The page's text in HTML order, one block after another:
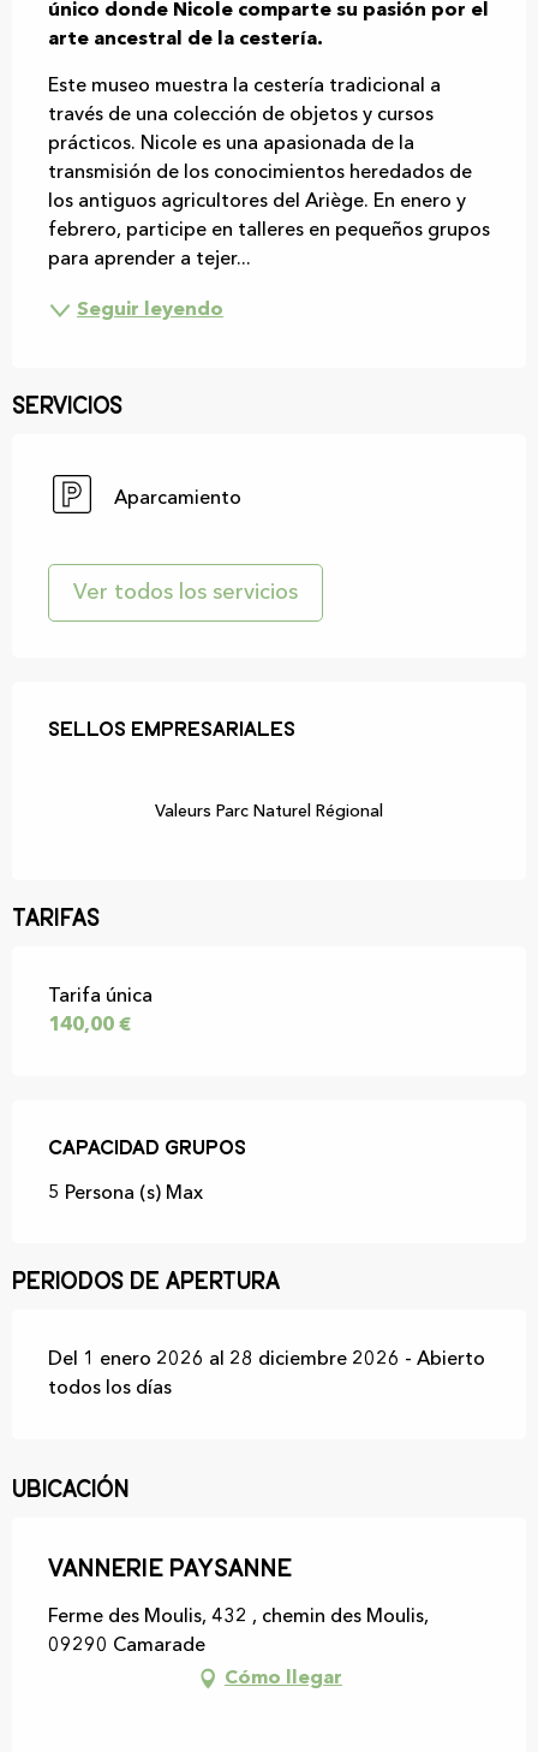
único donde Nicole comparte su pasión por el
arte ancestral de la cestería.
Este museo muestra la cestería tradicional a
través de una colección de objetos y cursos
prácticos. Nicole es una apasionada de la
transmisión de los conocimientos heredados de
los antiguos agricultores del Ariège. En enero y
febrero, participe en talleres en pequeños grupos
para aprender a tejer...
Seguir leyendo
Servicios
Aparcamiento
Ver todos los servicios
Sellos empresariales
Sellos empresariales
Valeurs Parc Naturel Régional
Tarifas
Tarifas 2026
Tarifa única
140,00 €
Capacidad grupos
Capacidad grupos
5 Persona (s) Max
Periodos de apertura
Del 1 enero 2026 al 28 diciembre 2026 - Abierto
todos los días
Ubicación
Vannerie paysanne
Ferme des Moulis, 432 , chemin des Moulis,
09290 Camarade
Cómo llegar